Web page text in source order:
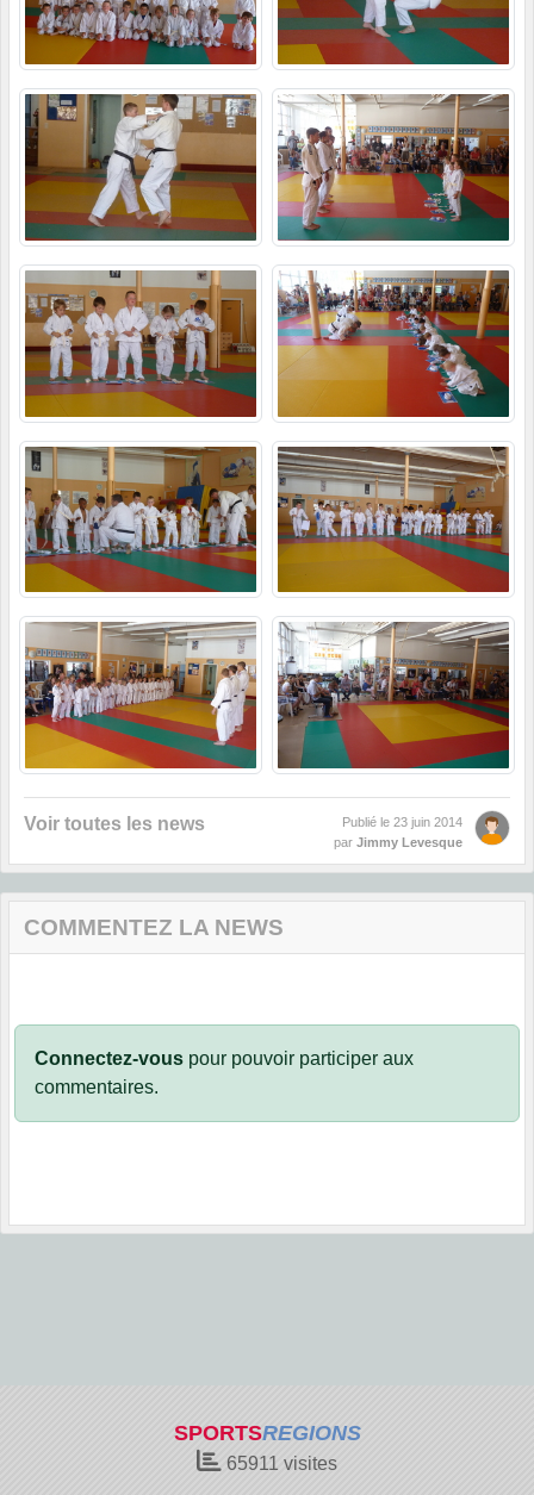
Voir toutes les news Publié le 23 juin 2014
par Jimmy Levesque
COMMENTEZ LA NEWS
Connectez-vous pour pouvoir participer aux
commentaires.
SPORTSREGIONS
65911 visites